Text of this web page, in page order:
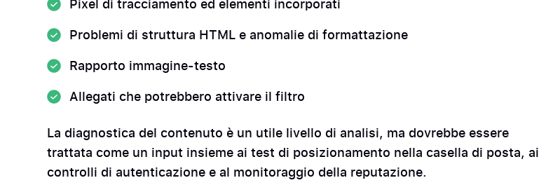
Pixel di tracciamento ed elementi incorporati
Problemi di struttura HTML e anomalie di formattazione
Rapporto immagine-testo
Allegati che potrebbero attivare il filtro
La diagnostica del contenuto è un utile livello di analisi, ma dovrebbe essere
trattata come un input insieme ai test di posizionamento nella casella di posta, ai
controlli di autenticazione e al monitoraggio della reputazione.